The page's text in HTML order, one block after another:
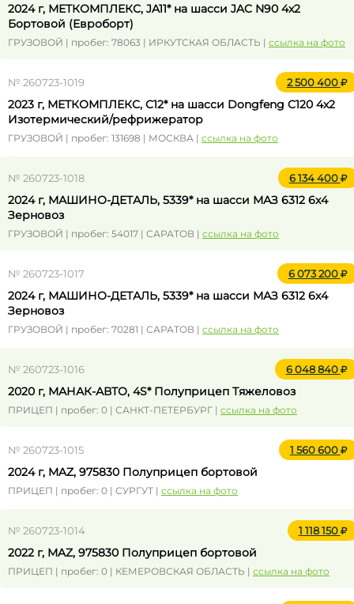
2024 г, МЕТКОМПЛЕКС, JA11* на шасси JAC N90 4x2
Бортовой (Евроборт)
ГРУЗОВОЙ | пробег: 78063 | ИРКУТСКАЯ ОБЛАСТЬ | ссылка на фото
№ 260723-1019 2 500 400
2023 г, МЕТКОМПЛЕКС, C12* на шасси Dongfeng C120 4x2
Изотермический/рефрижератор
ГРУЗОВОЙ | пробег: 131698 | МОСКВА | ссылка на фото
№ 260723-1018 6 134 400
2024 г, МАШИНО-ДЕТАЛЬ, 5339* на шасси МАЗ 6312 6x4
Зерновоз
ГРУЗОВОЙ | пробег: 54017 | САРАТОВ | ссылка на фото
№ 260723-1017 6 073 200
2024 г, МАШИНО-ДЕТАЛЬ, 5339* на шасси МАЗ 6312 6x4
Зерновоз
ГРУЗОВОЙ | пробег: 70281 | САРАТОВ | ссылка на фото
№ 260723-1016 6 048 840
2020 г, МАНАК-АВТО, 4S* Полуприцеп Тяжеловоз
ПРИЦЕП | пробег: 0 | САНКТ-ПЕТЕРБУРГ | ссылка на фото
№ 260723-1015 1 560 600
2024 г, MAZ, 975830 Полуприцеп бортовой
ПРИЦЕП | пробег: 0 | СУРГУТ | ссылка на фото
№ 260723-1014 1 118 150
2022 г, MAZ, 975830 Полуприцеп бортовой
ПРИЦЕП | пробег: 0 | КЕМЕРОВСКАЯ ОБЛАСТЬ | ссылка на фото